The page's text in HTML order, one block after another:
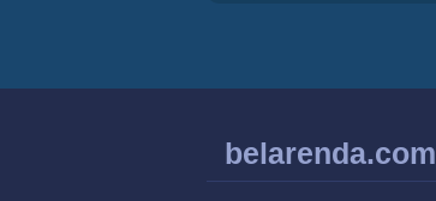
belarenda.com